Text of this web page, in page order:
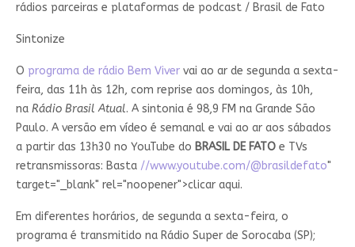
rádios parceiras e plataformas de podcast / Brasil de Fato
Sintonize
O programa de rádio Bem Vivervai ao ar de segunda a sexta-
feira, das 11h às 12h, com reprise aos domingos, às 10h,
na Rádio Brasil Atual. A sintonia é 98,9 FM na Grande São
Paulo. A versão em vídeo é semanal e vai ao ar aos sábados
a partir das 13h30 no YouTube do BRASIL DE FATOe TVs
retransmissoras: Basta //www.youtube.com/@brasildefato"
target="_blank" rel="noopener">clicar aqui.
Em diferentes horários, de segunda a sexta-feira, o
programa é transmitido na Rádio Super de Sorocaba (SP);